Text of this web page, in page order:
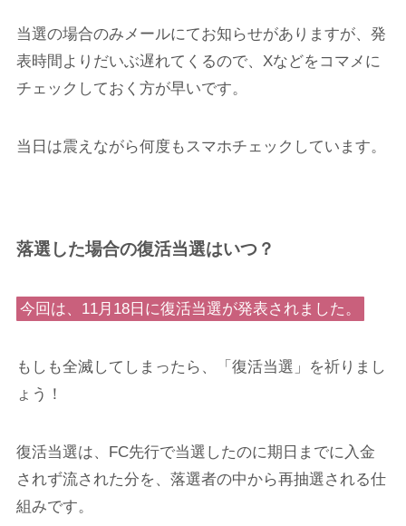
当選の場合のみメールにてお知らせがありますが、発
表時間よりだいぶ遅れてくるので、Xなどをコマメに
チェックしておく方が早いです。
当日は震えながら何度もスマホチェックしています。
落選した場合の復活当選はいつ？
今回は、11月18日に復活当選が発表されました。
もしも全滅してしまったら、「復活当選」を祈りまし
ょう！
復活当選は、FC先行で当選したのに期日までに入金
されず流された分を、落選者の中から再抽選される仕
組みです。